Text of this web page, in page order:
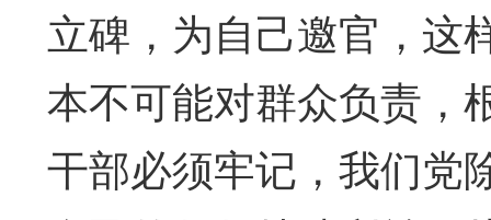
立碑，为自己邀官，这
本不可能对群众负责，
干部必须牢记，我们党